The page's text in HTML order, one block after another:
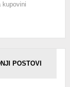
kupovini
POSTOVI